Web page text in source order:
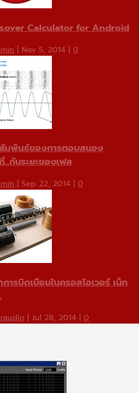
Calculator for Android
| Nov 5, 2014 | 0
มพันธ์ของการตอบสนอง
...กับระยะของเฟส
| Sep 22, 2014 | 0
ารบิดเบือนในครอสโอเวอร์ เน็ท
Jul 28, 2014 0